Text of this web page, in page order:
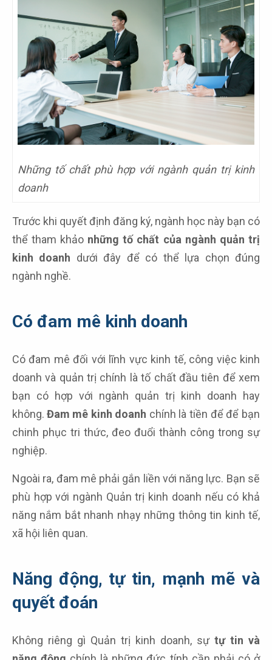
Những tố chất phù hợp với ngành quản trị kinh
doanh
Trước khi quyết định đăng ký, ngành học này bạn có
thể tham khảo những tố chất của ngành quản trị
kinh doanh dưới đây để có thể lựa chọn đúng
ngành nghề.
Có đam mê kinh doanh
Có đam mê đối với lĩnh vực kinh tế, công việc kinh
doanh và quản trị chính là tố chất đầu tiên để xem
bạn có hợp với ngành quản trị kinh doanh hay
không. Đam mê kinh doanh chính là tiền để để bạn
chinh phục tri thức, đeo đuổi thành công trong sự
nghiệp.
Ngoài ra, đam mê phải gắn liền với năng lực. Bạn sẽ
phù hợp với ngành Quản trị kinh doanh nếu có khả
năng nắm bắt nhanh nhạy những thông tin kinh tế,
xã hội liên quan.
Năng động, tự tin, mạnh mẽ và
quyết đoán
Không riêng gì Quản trị kinh doanh, sự tự tin và